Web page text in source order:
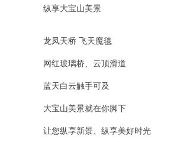
纵享大宝山美景
龙凤天桥 飞天魔毯
网红玻璃桥、云顶滑道
蓝天白云触手可及
大宝山美景就在你脚下
让您纵享新景、纵享美好时光